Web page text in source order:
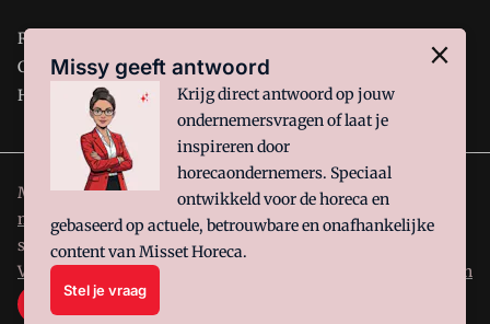
Restaurant
Café
Hotel
Misset Horeca is onderdeel van VMN media. Lees in
manifestwaar VMN media voor staat. Op gebruik van deze
site zijn de volgende regelingen van toepassing:
VoorwaardenenPrivacy en Cookie beleid Privacy instellingen
Missy geeft antwoord
Krijg direct antwoord op jouw
ondernemersvragen of laat je
inspireren door
horecaondernemers. Speciaal
ontwikkeld voor de horeca en
gebaseerd op actuele, betrouwbare en onafhankelijke
content van Misset Horeca.
Stel je vraag